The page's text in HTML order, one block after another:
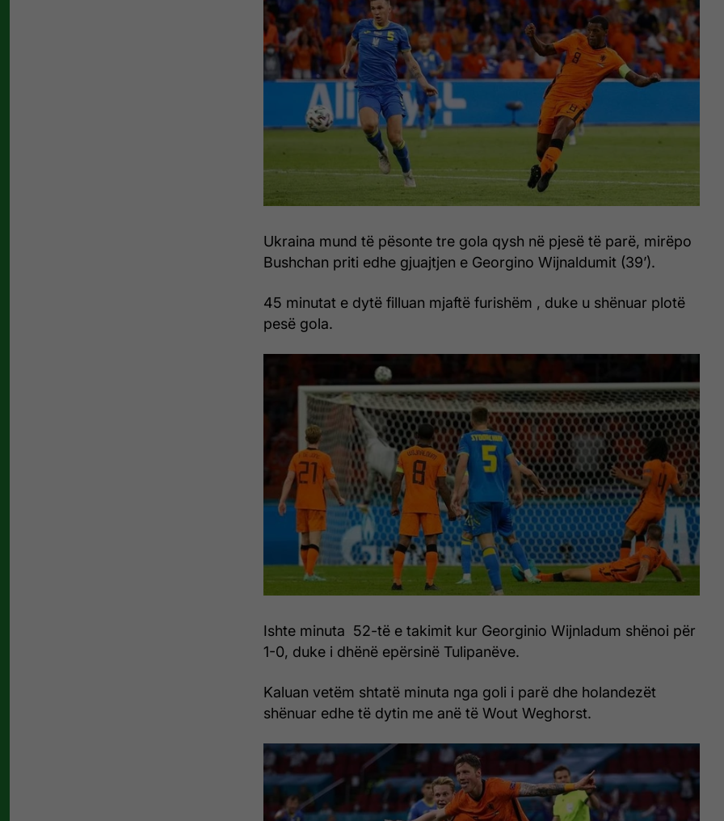
Ukraina mund të pësonte tre gola qysh në pjesë të parë, mirëpo
Bushchan priti edhe gjuajtjen e Georgino Wijnaldumit (39’).
45 minutat e dytë filluan mjaftë furishëm , duke u shënuar plotë
pesë gola.
Ishte minuta 52-të e takimit kur Georginio Wijnladum shënoi për
1-0, duke i dhënë epërsinë Tulipanëve.
Kaluan vetëm shtatë minuta nga goli i parë dhe holandezët
shënuar edhe të dytin me anë të Wout Weghorst.